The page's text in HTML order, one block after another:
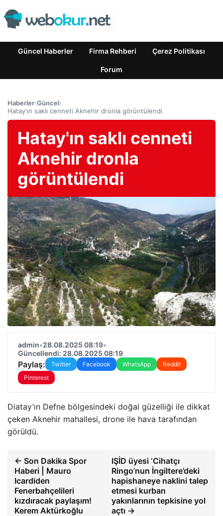
Güncel Haberler Firma Rehberi Çerez Politikası
Forum
Haberler›Güncel›
Hatay'ın saklı cenneti Aknehir dronla görüntülendi
Hatay'ın saklı cenneti
Aknehir dronla
görüntülendi
admin•28.08.2025 08:19•
Güncellendi: 28.08.2025 08:19
Paylaş: Twitter Facebook WhatsApp
Reddit
Pinterest
Diatay’ın Defne bölgesindeki doğal güzelliği ile dikkat
çeken Aknehir mahallesi, drone ile hava tarafından
görüldü.
← Son Dakika Spor
Haberi | Mauro
Icardiden
Fenerbahçelileri
kızdıracak paylaşım!
Kerem Aktürkoğlu
IŞİD üyesi ‘Cihatçı
Ringo’nun İngiltere’deki
hapishaneye naklini talep
etmesi kurban
yakınlarının tepkisine yol
açtı →